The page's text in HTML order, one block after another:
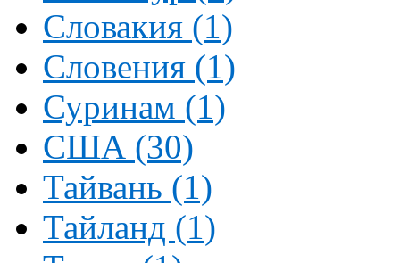
Словакия (1)
Словения (1)
Суринам (1)
США (30)
Тайвань (1)
Тайланд (1)